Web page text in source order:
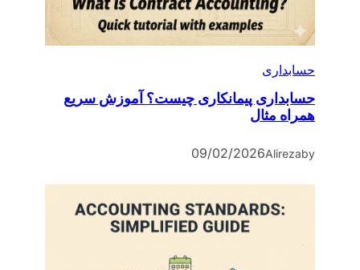
حسابداری
حسابداری پیمانکاری چیست؟ آموزش سریع
همراه مثال
by
Alireza
09/02/2026